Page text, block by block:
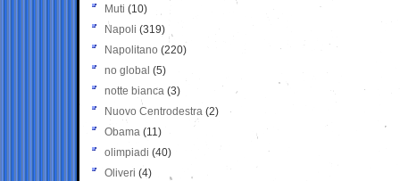
Muti (10)
Napoli (319)
Napolitano (220)
no global (5)
notte bianca (3)
Nuovo Centrodestra (2)
Obama (11)
olimpiadi (40)
Oliveri (4)